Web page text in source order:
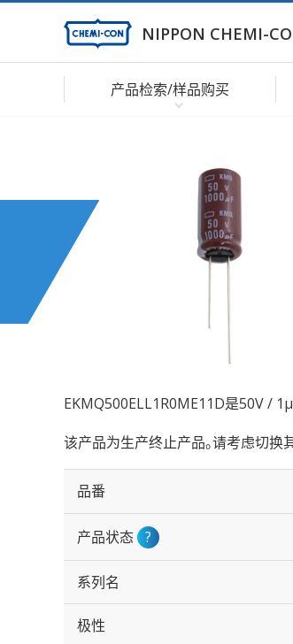
NIPPON CHEMI-
产品检索/样品购买
EKMQ500ELL1R0ME11D是50V /
该产品为生产终止产品。请考虑切换
品番
产品状态 ?
系列名
极性